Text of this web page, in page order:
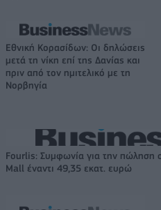
Εθνική Κορασίδων: Οι δηλώσεις
μετά τη νίκη επί της Δανίας και
πριν από τον ημιτελικό με τη
Νορβηγία
Fourlis: Συμφωνία για την πώληση
Mall έναντι 49,35 εκατ. ευρώ